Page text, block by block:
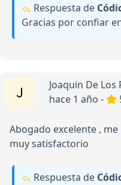
Respuesta de
Gracias por confiar
Joaquin De Los
hace 1 año -
Abogado excelente ,
muy satisfactorio
Respuesta de